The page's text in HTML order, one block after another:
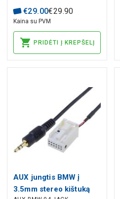
€29.00€29.90
Kaina su PVM
PRIDĖTI Į KREPŠELĮ
AUX jungtis BMW į
3.5mm stereo kištuką